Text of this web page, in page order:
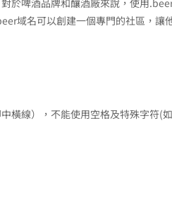
於啤酒品牌和釀酒廠來說，使用
域名可以創建一個專門的社區，讓
橫線），不能使用空格及特殊字符(